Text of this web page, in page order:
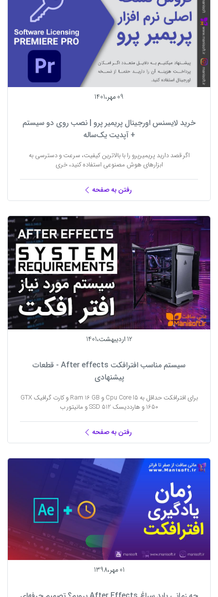
09 مهر،1401
خرید لایسنس اورجینال پریمیر پرو | نصب روی دو سیستم
+ آپدیت یک‌ساله
اگر قصد دارید پریمیرپرو را با بالاترین کیفیت، سرعت و دسترسی به
ابزارهای هوش مصنوعی استفاده کنید، خری
رفتن به صفحه
12 ارديبهشت،1401
سیستم مناسب افترافکت After effects - قطعات
پیشنهادی
برای افترافکت حداقل به Cpu Core I5 و Ram 16 GB و کارت گرافیک GTX
1650 و هارددیسک SSD 512 و مانیتور ب
رفتن به صفحه
01 مهر،1398